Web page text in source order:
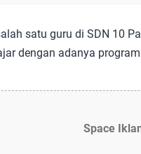
satu guru di SDN 10
dengan adanya
Space